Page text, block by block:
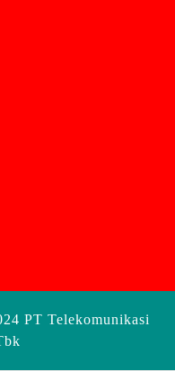
PT Telekomunikasi